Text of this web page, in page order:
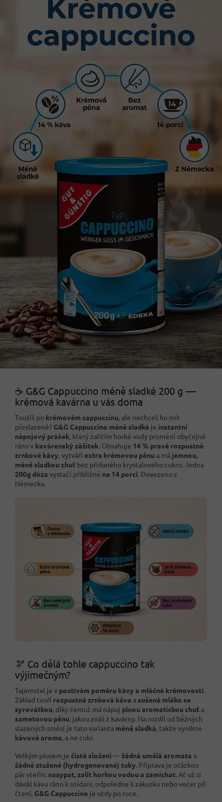
☕ G&G Cappuccino méně sladké 200 g —
krémová kavárna u vás doma
Toužíš po krémovém cappuccinu, ale nechceš ho mít
přeslazené? G&G Cappuccino méně sladké je instantní
nápojový prášek, který zalitím horké vody promění obyčejné
ráno v kavárenský zážitek. Obsahuje 14 % pravé rozpustné
zrnkové kávy, vytváří extra krémovou pěnu a má jemnou,
méně sladkou chuť bez přidaného krystalového cukru. Jedna
200g dóza vystačí přibližně na 14 porcí. Dovezeno z
Německa.
🫘 Co dělá tohle cappuccino tak
výjimečným?
Tajemství je v poctivém poměru kávy a mléčné krémovosti.
Základ tvoří rozpustná zrnková káva a sušené mléko se
syrovátkou, díky čemuž má nápoj plnou aromatickou chuť a
sametovou pěnu, jakou znáš z kavárny. Na rozdíl od běžných
slazených směsí je tato varianta méně sladká, takže vynikne
kávové aroma, a ne cukr.
Velkým plusem je čisté složení —žádná umělá aromata a
žádné ztužené (hydrogenované) tuky. Příprava je otázkou
pár vteřin: nasypat, zalít horkou vodou a zamíchat. Ať už si
dáváš kávu ráno k snídani, odpoledne k zákusku nebo večer při
čtení, G&G Cappuccino je vždy po ruce.